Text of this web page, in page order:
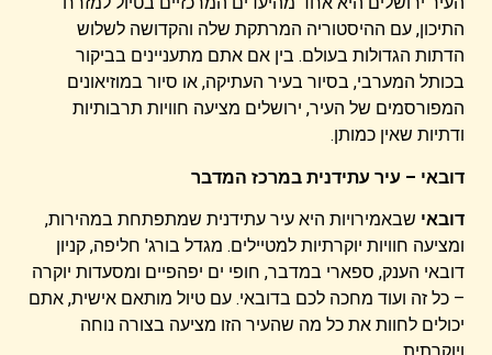
התיכון, עם ההיסטוריה המרתקת שלה והקדושה לשלוש
הדתות הגדולות בעולם. בין אם אתם מתעניינים בביקור
בכותל המערבי, בסיור בעיר העתיקה, או סיור במוזיאונים
המפורסמים של העיר, ירושלים מציעה חוויות תרבותיות
ודתיות שאין כמותן.
דובאי – עיר עתידנית במרכז המדבר
דובאי שבאמירויות היא עיר עתידנית שמתפתחת במהירות,
ומציעה חוויות יוקרתיות למטיילים. מגדל בורג' חליפה, קניון
דובאי הענק, ספארי במדבר, חופי ים יפהפיים ומסעדות יוקרה
– כל זה ועוד מחכה לכם בדובאי. עם טיול מותאם אישית, אתם
יכולים לחוות את כל מה שהעיר הזו מציעה בצורה נוחה